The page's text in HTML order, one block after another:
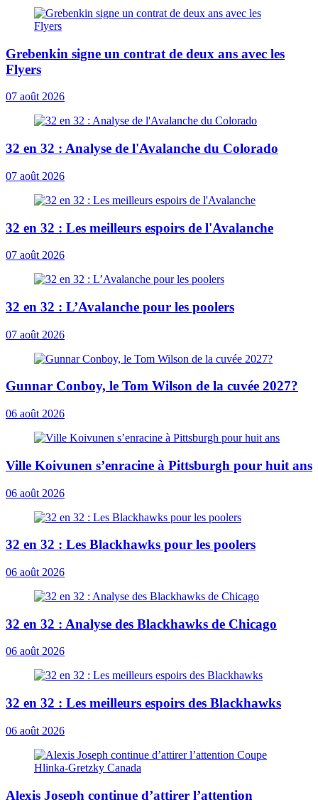
Grebenkin signe un contrat de deux ans avec les
Flyers
07 août 2026
32 en 32 : Analyse de l'Avalanche du Colorado
07 août 2026
32 en 32 : Les meilleurs espoirs de l'Avalanche
07 août 2026
32 en 32 : L’Avalanche pour les poolers
07 août 2026
Gunnar Conboy, le Tom Wilson de la cuvée 2027?
06 août 2026
Ville Koivunen s’enracine à Pittsburgh pour huit ans
06 août 2026
32 en 32 : Les Blackhawks pour les poolers
06 août 2026
32 en 32 : Analyse des Blackhawks de Chicago
06 août 2026
32 en 32 : Les meilleurs espoirs des Blackhawks
06 août 2026
Alexis Joseph continue d’attirer l’attention